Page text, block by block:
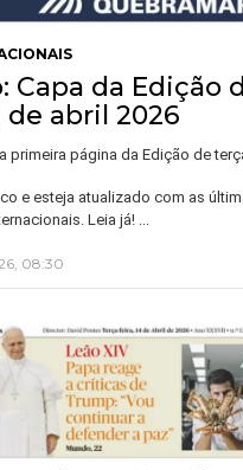
Capa da Edição
de abril 2026
primeira página da Edição de
e esteja atualizado com as
Leia já!
08:30